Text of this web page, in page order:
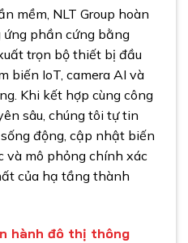
mềm, NLT Group hoàn
ứng phần cứng bằng
trọn bộ thiết bị đầu
biến IoT, camera AI và
Khi kết hợp cùng công
sâu, chúng tôi tự tin
động, cập nhật biến
và mô phỏng chính xác
của hạ tầng thành
hành đô thị thông